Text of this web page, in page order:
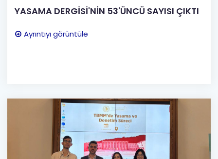
YASAMA DERGİSİ'NİN 53'ÜNCÜ SAYISI ÇIKTI
Ayrıntıyı görüntüle